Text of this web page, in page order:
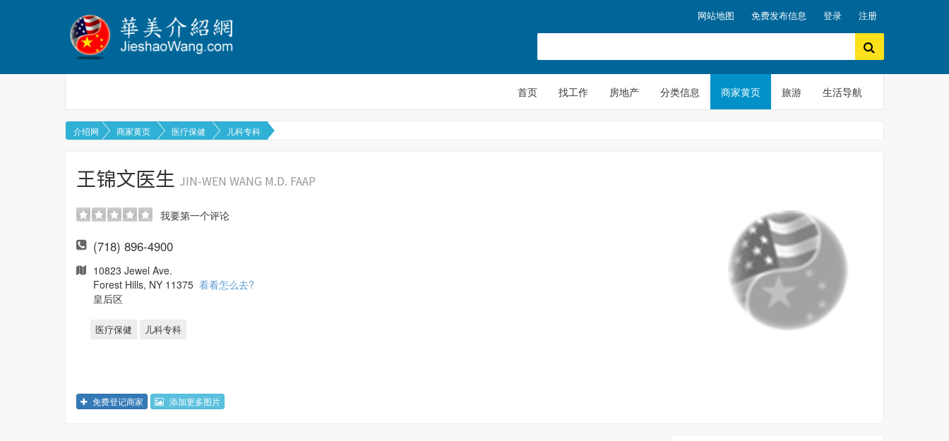
网站地图 免费发布信息 登录 注册
首页 找工作 房地产 分类信息 商家黄页 旅游 生活导航
介绍网 商家黄页 医疗保健 儿科专科
王锦文医生 JIN-WEN WANG M.D. FAAP
我要第一个评论
(718) 896-4900
10823 Jewel Ave.
Forest Hills, NY 11375 看看怎么去?
皇后区
医疗保健 儿科专科
免费登记商家 添加更多图片